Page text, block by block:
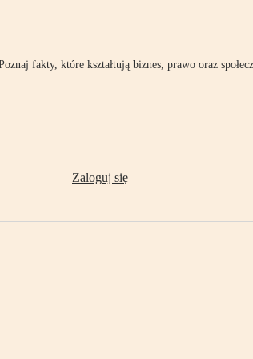
fakty, które kształtują biznes, prawo oraz
Zaloguj się